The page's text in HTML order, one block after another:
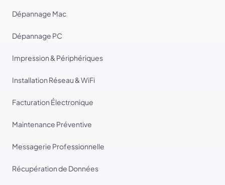
Dépannage Mac
Dépannage PC
Impression & Périphériques
Installation Réseau & WiFi
Facturation Électronique
Maintenance Préventive
Messagerie Professionnelle
Récupération de Données